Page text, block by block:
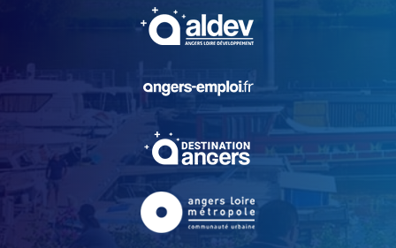
, Ouvre une nouvelle
, Ouvre une nouvelle